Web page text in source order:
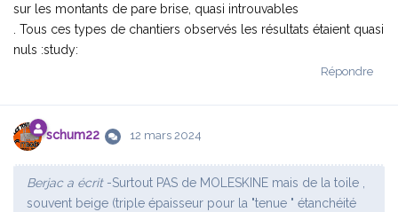
sur les montants de pare brise, quasi introuvables
. Tous ces types de chantiers observés les résultats étaient quasi
nuls :study:
Répondre
schum22 12 mars 2024
Berjac a écrit-Surtout PAS de MOLESKINE mais de la toile ,
souvent beige (triple épaisseur pour la "tenue " étanchéité